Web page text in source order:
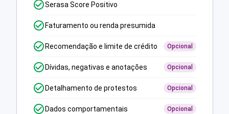
Serasa Score Positivo
Faturamento ou renda presumida
Recomendação e limite de crédito Opcional
Dívidas, negativas e anotações Opcional
Detalhamento de protestos Opcional
Dados comportamentais Opcional